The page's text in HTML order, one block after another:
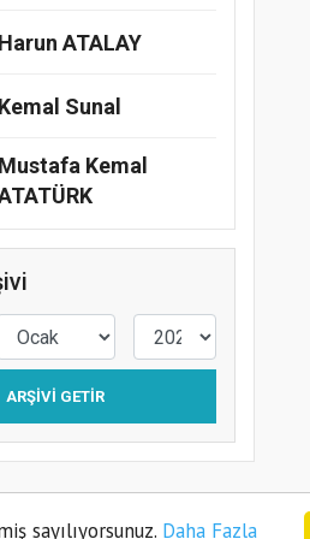
sayılıyorsunuz. Daha Fazla
Harun ATALAY
Kemal Sunal
Mustafa Kemal
ARŞIVI GETIR
Politikası Sitene Ekle İletişim